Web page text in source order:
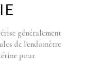
généralement
de l'endomètre
pour